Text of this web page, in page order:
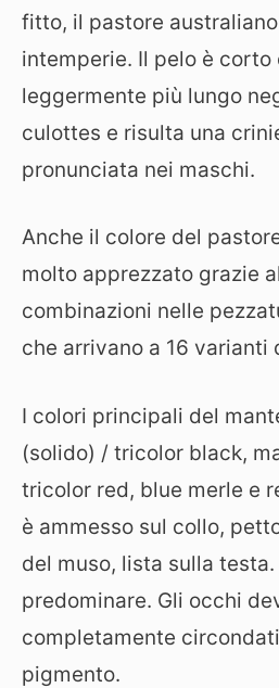
fitto, il pastore
intemperie. Il pelo è corto
leggermente più lungo
culottes e risulta una
pronunciata nei maschi.
Anche il colore del
molto apprezzato grazie
combinazioni nelle
che arrivano a 16 varianti
I colori principali del
(solido) / tricolor black,
tricolor red, blue merle e
è ammesso sul collo,
del muso, lista sulla
predominare. Gli occhi
completamente
pigmento.